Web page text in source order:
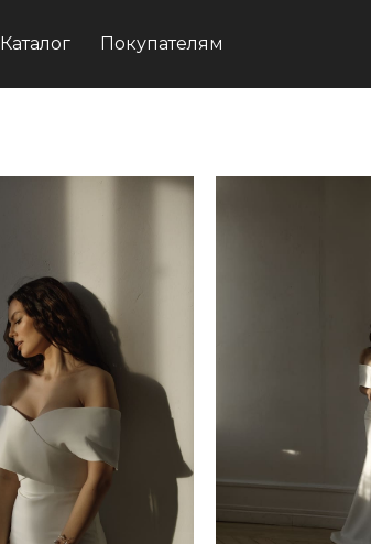
Каталог Покупателям